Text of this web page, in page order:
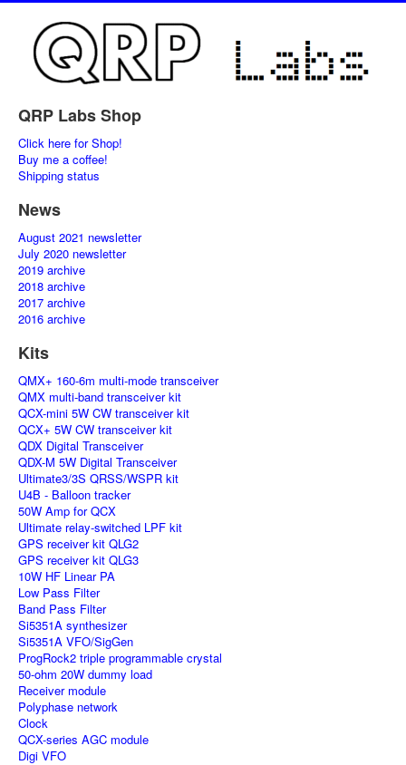
QRP Labs Shop
Click here for Shop!
Buy me a coffee!
Shipping status
News
August 2021 newsletter
July 2020 newsletter
2019 archive
2018 archive
2017 archive
2016 archive
Kits
QMX+ 160-6m multi-mode transceiver
QMX multi-band transceiver kit
QCX-mini 5W CW transceiver kit
QCX+ 5W CW transceiver kit
QDX Digital Transceiver
QDX-M 5W Digital Transceiver
Ultimate3/3S QRSS/WSPR kit
U4B - Balloon tracker
50W Amp for QCX
Ultimate relay-switched LPF kit
GPS receiver kit QLG2
GPS receiver kit QLG3
10W HF Linear PA
Low Pass Filter
Band Pass Filter
Si5351A synthesizer
Si5351A VFO/SigGen
ProgRock2 triple programmable crystal
50-ohm 20W dummy load
Receiver module
Polyphase network
Clock
QCX-series AGC module
Digi VFO